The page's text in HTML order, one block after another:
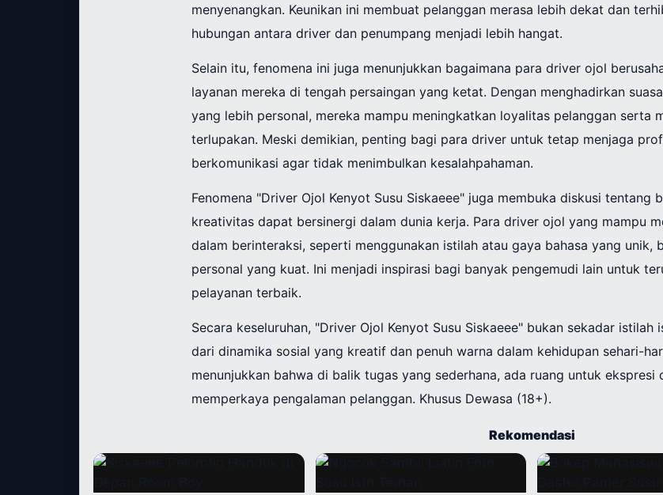
menyenangkan. Keunikan ini membuat pelanggan merasa lebih dekat dan
hubungan antara driver dan penumpang menjadi lebih hangat.
Selain itu, fenomena ini juga menunjukkan bagaimana para driver ojol
layanan mereka di tengah persaingan yang ketat. Dengan menghadirkan
yang lebih personal, mereka mampu meningkatkan loyalitas pelanggan serta
terlupakan. Meski demikian, penting bagi para driver untuk tetap menjaga
berkomunikasi agar tidak menimbulkan kesalahpahaman.
Fenomena "Driver Ojol Kenyot Susu Siskaeee" juga membuka diskusi tentang
kreativitas dapat bersinergi dalam dunia kerja. Para driver ojol yang mampu
dalam berinteraksi, seperti menggunakan istilah atau gaya bahasa yang unik,
personal yang kuat. Ini menjadi inspirasi bagi banyak pengemudi lain untuk
pelayanan terbaik.
Secara keseluruhan, "Driver Ojol Kenyot Susu Siskaeee" bukan sekadar istilah
dari dinamika sosial yang kreatif dan penuh warna dalam kehidupan sehari-
menunjukkan bahwa di balik tugas yang sederhana, ada ruang untuk
memperkaya pengalaman pelanggan. Khusus Dewasa (18+).
Rekomendasi